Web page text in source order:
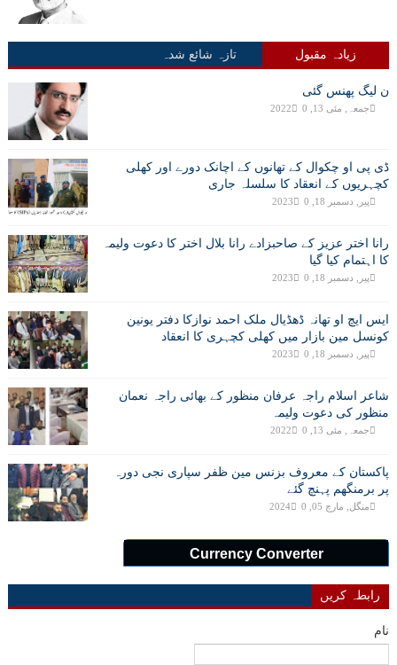
زیادہ مقبول تازہ شائع شدہ
ن لیگ پھنس گئی
جمعہ, مئی 13, 2022 0
ڈی پی او چکوال کے تھانوں کے اچانک دورے اور کھلی
کچہریوں کے انعقاد کا سلسلہ جاری
پیر, دسمبر 18, 2023 0
رانا اختر عزیز کے صاحبزادے رانا بلال اختر کا دعوت ولیمہ
کا اہتمام کیا گیا
پیر, دسمبر 18, 2023 0
ایس ایچ او تھانہ ڈھڈیال ملک احمد نوازکا دفتر یونین
کونسل مین بازار میں کھلی کچہری کا انعقاد
پیر, دسمبر 18, 2023 0
شاعر اسلام راجہ عرفان منظور کے بھائی راجہ نعمان
منظور کی دعوت ولیمہ
جمعہ, مئی 13, 2022 0
پاکستان کے معروف بزنس مین ظفر سپاری نجی دورہ
پر برمنگھم پہنچ گئے
منگل, مارچ 05, 2024 0
Currency Converter
رابطہ کریں
نام